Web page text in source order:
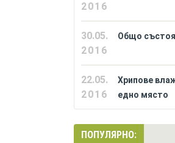
2016
30.05.
2016
Общо
22.05.
2016
Хрипове
едно място
ПОПУЛЯРНО: